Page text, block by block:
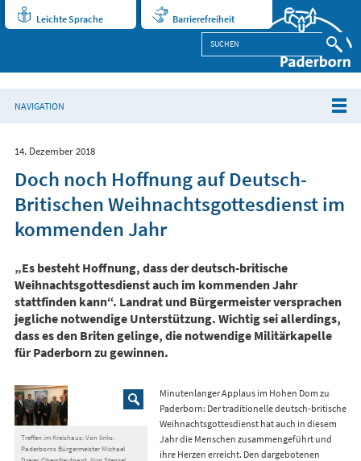
Leichte Sprache Barrierefreiheit
NAVIGATION
14. Dezember 2018
Doch noch Hoffnung auf Deutsch-
Britischen Weihnachtsgottesdienst im
kommenden Jahr
„Es besteht Hoffnung, dass der deutsch-britische
Weihnachtsgottesdienst auch im kommenden Jahr
stattfinden kann“. Landrat und Bürgermeister versprachen
jegliche notwendige Unterstützung. Wichtig sei allerdings,
dass es den Briten gelinge, die notwendige Militärkapelle
für Paderborn zu gewinnen.
Treffen im Kreishaus: Von links:
Paderborns Bürgermeister Michael
Minutenlanger Applaus im Hohen Dom zu
Paderborn: Der traditionelle deutsch-britische
Weihnachtsgottesdienst hat auch in diesem
Jahr die Menschen zusammengeführt und
ihre Herzen erreicht. Den dargebotenen